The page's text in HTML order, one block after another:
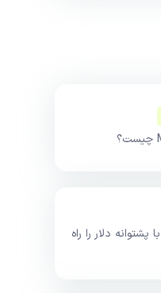
دلار را راه